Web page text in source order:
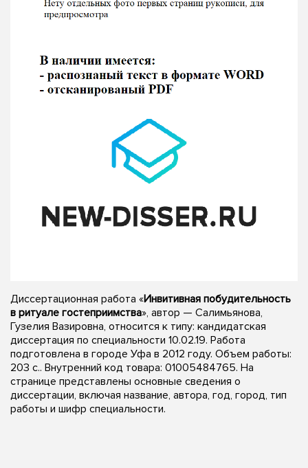
Диссертационная работа «Инвитивная побудительность
в ритуале гостеприимства», автор — Салимьянова,
Гузелия Вазировна, относится к типу: кандидатская
диссертация по специальности 10.02.19. Работа
подготовлена в городе Уфа в 2012 году. Объем работы:
203 с.. Внутренний код товара: 01005484765. На
странице представлены основные сведения о
диссертации, включая название, автора, год, город, тип
работы и шифр специальности.